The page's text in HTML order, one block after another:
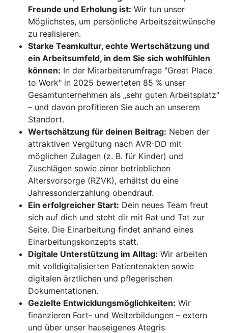
Freunde und Erholung ist: Wir tun unser
Möglichstes, um persönliche Arbeitszeitwünsche
zu realisieren.
Starke Teamkultur, echte Wertschätzung und
ein Arbeitsumfeld, in dem Sie sich wohlfühlen
können: In der Mitarbeiterumfrage "Great Place
to Work" in 2025 bewerteten 85 % unser
Gesamtunternehmen als „sehr guten Arbeitsplatz“
– und davon profitieren Sie auch an unserem
Standort.
Wertschätzung für deinen Beitrag: Neben der
attraktiven Vergütung nach AVR-DD mit
möglichen Zulagen (z. B. für Kinder) und
Zuschlägen sowie einer betrieblichen
Altersvorsorge (RZVK), erhältst du eine
Jahressonderzahlung obendrauf.
Ein erfolgreicher Start: Dein neues Team freut
sich auf dich und steht dir mit Rat und Tat zur
Seite. Die Einarbeitung findet anhand eines
Einarbeitungskonzepts statt.
Digitale Unterstützung im Alltag: Wir arbeiten
mit volldigitalisierten Patientenakten sowie
digitalen ärztlichen und pflegerischen
Dokumentationen.
Gezielte Entwicklungsmöglichkeiten: Wir
finanzieren Fort- und Weiterbildungen – extern
und über unser hauseigenes Ategris